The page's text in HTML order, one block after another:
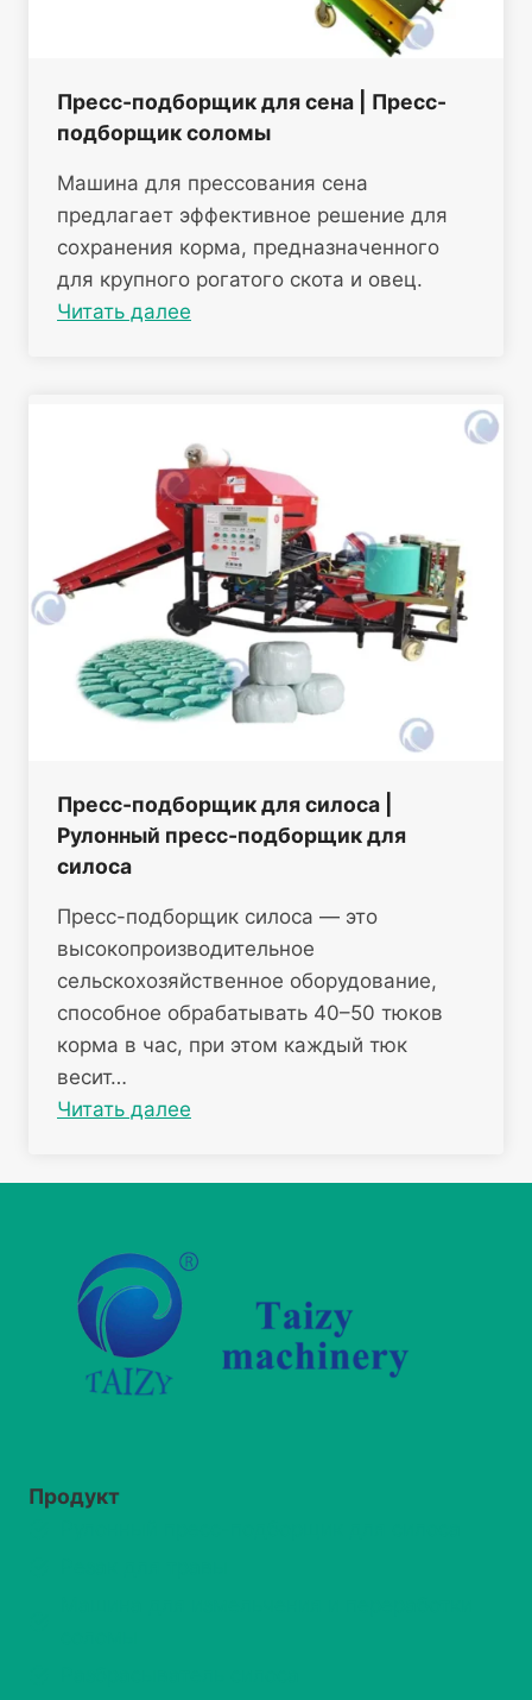
Пресс-подборщик для сена | Пресс-
подборщик соломы
Машина для прессования сена
предлагает эффективное решение для
сохранения корма, предназначенного
для крупного рогатого скота и овец.
Читать далее
Пресс-подборщик для силоса |
Рулонный пресс-подборщик для
силоса
Пресс-подборщик силоса — это
высокопроизводительное
сельскохозяйственное оборудование,
способное обрабатывать 40–50 тюков
корма в час, при этом каждый тюк
весит…
Читать далее
Продукт